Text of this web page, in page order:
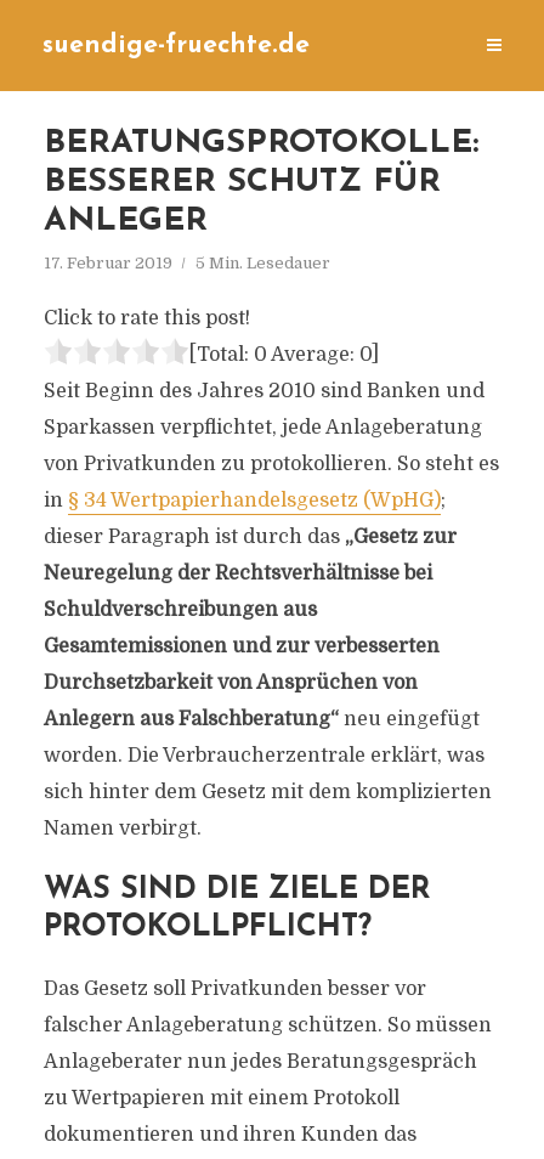
suendige-fruechte.de
BERATUNGSPROTOKOLLE:
BESSERER SCHUTZ FÜR
ANLEGER
17. Februar 2019 5 Min. Lesedauer
Click to rate this post!
[Total: 0 Average: 0]
Seit Beginn des Jahres 2010 sind Banken und
Sparkassen verpflichtet, jede Anlageberatung
von Privatkunden zu protokollieren. So steht es
in § 34 Wertpapierhandelsgesetz (WpHG);
dieser Paragraph ist durch das „Gesetz zur
Neuregelung der Rechtsverhältnisse bei
Schuldverschreibungen aus
Gesamtemissionen und zur verbesserten
Durchsetzbarkeit von Ansprüchen von
Anlegern aus Falschberatung“neu eingefügt
worden. Die Verbraucherzentrale erklärt, was
sich hinter dem Gesetz mit dem komplizierten
Namen verbirgt.
WAS SIND DIE ZIELE DER
PROTOKOLLPFLICHT?
Das Gesetz soll Privatkunden besser vor
falscher Anlageberatung schützen. So müssen
Anlageberater nun jedes Beratungsgespräch
zu Wertpapieren mit einem Protokoll
dokumentieren und ihren Kunden das